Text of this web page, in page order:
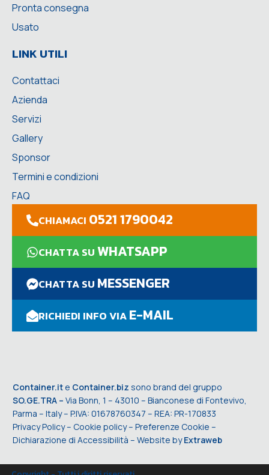
Pronta consegna
Usato
LINK UTILI
Contattaci
Azienda
Servizi
Gallery
Sponsor
Termini e condizioni
FAQ
CHIAMACI 0521 1790042
CHATTA SUWHATSAPP
CHATTA SU MESSENGER
RICHIEDI INFO VIAE-MAIL
Container.it e Container.biz sono brand del gruppo
SO.GE.TRA – Via Bonn, 1 – 43010 – Bianconese di Fontevivo,
Parma – Italy – P.IVA: 01678760347 – REA: PR-170833
Privacy Policy– Cookie policy– Preferenze Cookie –
Dichiarazione di Accessibilità – Website byExtraweb